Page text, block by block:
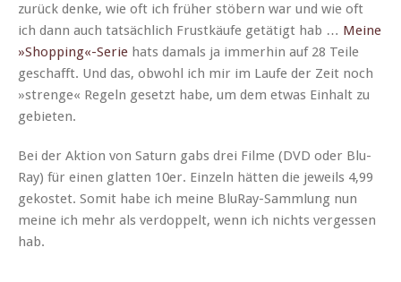
zurück denke, wie oft ich früher stöbern war und wie oft
ich dann auch tat­säch­lich Frustkäufe getätigt hab … Meine
»Shopping«-Serie hats damals ja immer­hin auf 28 Teile
geschafft. Und das, obwohl ich mir im Laufe der Zeit noch
»strenge« Regeln geset­zt habe, um dem etwas Ein­halt zu
gebieten.
Bei der Aktion von Sat­urn gabs drei Filme (DVD oder Blu­
Ray) für einen glat­ten 10er. Einzeln hät­ten die jew­eils 4,99
gekostet. Somit habe ich meine Blu­Ray-Samm­lung nun
meine ich mehr als ver­dop­pelt, wenn ich nichts vergessen
hab.